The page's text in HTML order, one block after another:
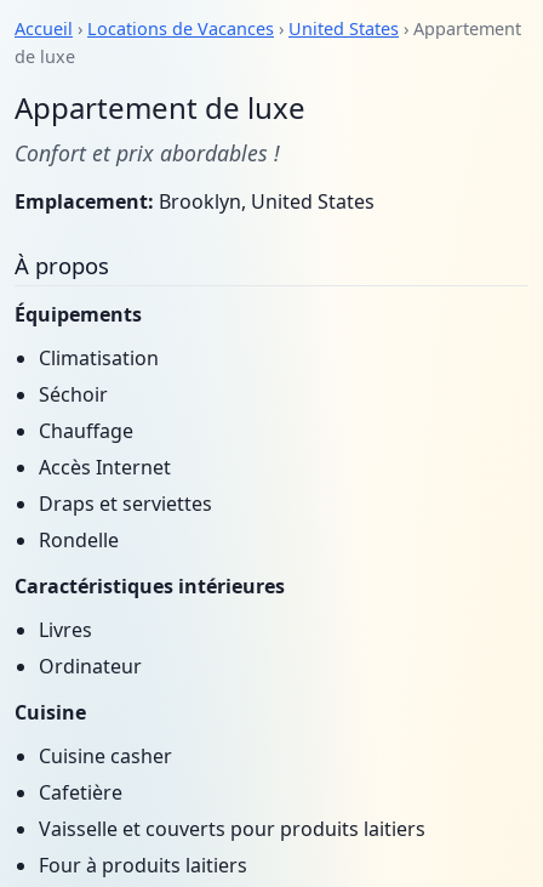
Accueil › Locations de Vacances › United States › Appartement
de luxe
Appartement de luxe
Confort et prix abordables !
Emplacement: Brooklyn, United States
À propos
Équipements
Climatisation
Séchoir
Chauffage
Accès Internet
Draps et serviettes
Rondelle
Caractéristiques intérieures
Livres
Ordinateur
Cuisine
Cuisine casher
Cafetière
Vaisselle et couverts pour produits laitiers
Four à produits laitiers